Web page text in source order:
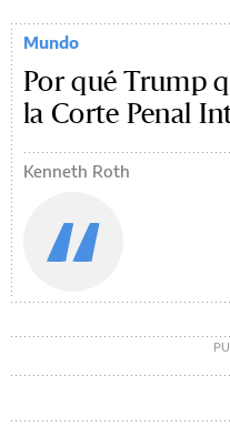
Mundo
Por qué Trump
la Corte Penal
Kenneth Roth